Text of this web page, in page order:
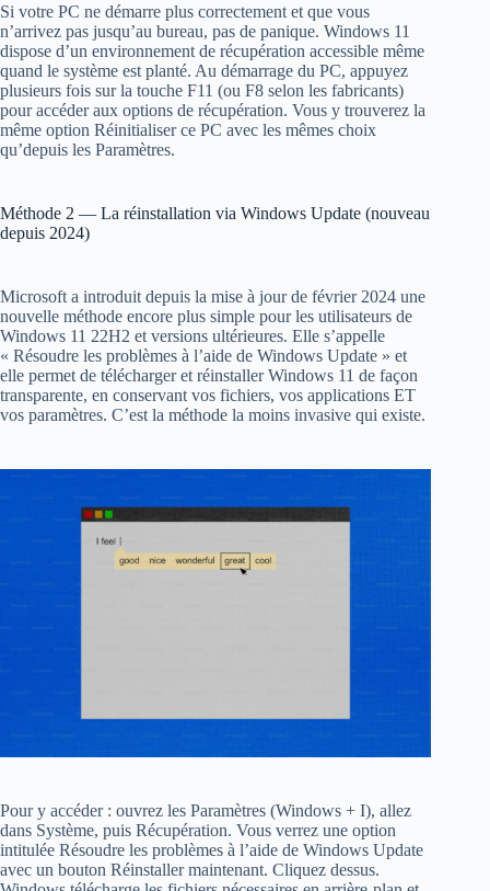
Si votre PC ne démarre plus correctement et que vous
n’arrivez pas jusqu’au bureau, pas de panique. Windows 11
dispose d’un environnement de récupération accessible même
quand le système est planté. Au démarrage du PC, appuyez
plusieurs fois sur la touche F11 (ou F8 selon les fabricants)
pour accéder aux options de récupération. Vous y trouverez la
même option Réinitialiser ce PC avec les mêmes choix
qu’depuis les Paramètres.
Méthode 2 — La réinstallation via Windows Update (nouveau
depuis 2024)
Microsoft a introduit depuis la mise à jour de février 2024 une
nouvelle méthode encore plus simple pour les utilisateurs de
Windows 11 22H2 et versions ultérieures. Elle s’appelle
« Résoudre les problèmes à l’aide de Windows Update » et
elle permet de télécharger et réinstaller Windows 11 de façon
transparente, en conservant vos fichiers, vos applications ET
vos paramètres. C’est la méthode la moins invasive qui existe.
Pour y accéder : ouvrez les Paramètres (Windows + I), allez
dans Système, puis Récupération. Vous verrez une option
intitulée Résoudre les problèmes à l’aide de Windows Update
avec un bouton Réinstaller maintenant. Cliquez dessus.